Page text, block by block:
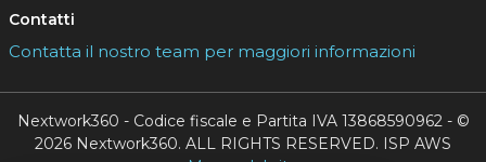
Contatti
Contatta il nostro team per maggiori informazioni
Nextwork360 - Codice fiscale e Partita IVA 13868590962 - ©
2026 Nextwork360. ALL RIGHTS RESERVED. ISP AWS